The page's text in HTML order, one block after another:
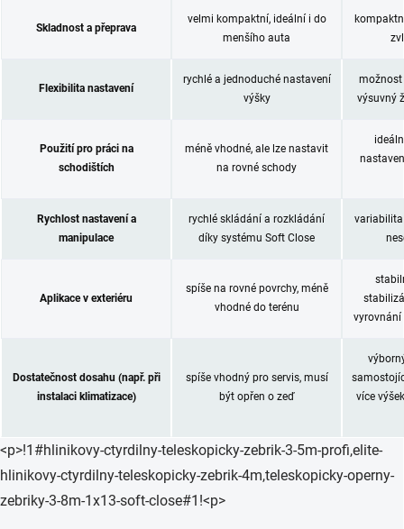
Skladnost a přeprava
velmi kompaktní, ideální i do
menšího auta
Flexibilita nastavení
rychlé a jednoduché nastavení
výšky
možnost
výsuvný
Použití pro práci na
schodištích
méně vhodné, ale lze nastavit
na rovné schody
Rychlost nastavení a
manipulace
rychlé skládání a rozkládání
díky systému Soft Close
Aplikace v exteriéru
spíše na rovné povrchy, méně
vhodné do terénu
vyrovnání
Dostatečnost dosahu (např. při
instalaci klimatizace)
spíše vhodný pro servis, musí
být opřen o zeď
více
<p>!1#hlinikovy-ctyrdilny-teleskopicky-zebrik-3-5m-profi,elite-
hlinikovy-ctyrdilny-teleskopicky-zebrik-4m,teleskopicky-operny-
zebriky-3-8m-1x13-soft-close#1!<p>